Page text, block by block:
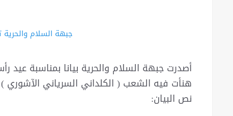
أصدرت جبهة السلام والحرية بيانا بمناسبة عيد
هنأت فيه الشعب ( الكلداني السرياني
نص البيان: